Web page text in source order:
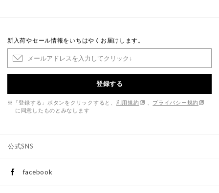
新入荷やセール情報をいちはやくお届けします。
登録する
※「登録する」ボタンをクリックすると、 利用規約
プライバシー規約
に同意したものとみなします
公式SNS
facebook